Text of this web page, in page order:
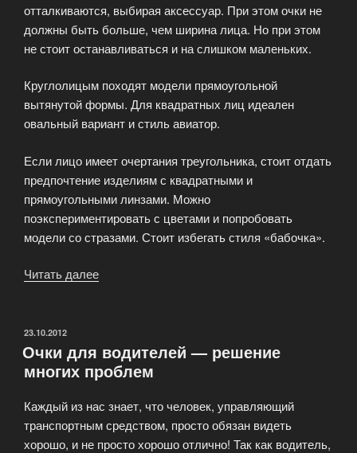
отталкиваются, выбирая аксессуар. При этом очки не
должны быть больше, чем ширина лица. Но при этом
не стоит останавливаться и на слишком маленьких.
Круглолицым походят модели прямоугольной
вытянутой формы. Для квадратных лиц идеален
овальный вариант и стиль авиатор.
Если лицо имеет очертания треугольника, стоит отдать
предпочтение изделиям с квадратными и
прямоугольными линзами. Можно
поэкспериментировать с цветами и попробовать
модели со стразами. Стоит избегать стиля «бабочка».
Читать далее
ОПУБЛИКОВАНО
23.10.2012
Очки для водителей — решение
многих проблем
Каждый из нас знает, что человек, управляющий
транспортным средством, просто обязан видеть
хорошо, и не просто хорошо отлично! Так как водитель,